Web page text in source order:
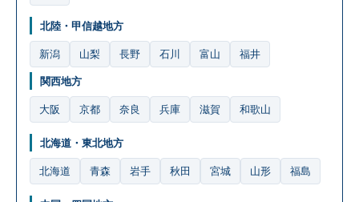
北陸・甲信越地方
新潟 山梨 長野 石川 富山 福井
関西地方
大阪 京都 奈良 兵庫 滋賀 和歌山
北海道・東北地方
北海道 青森 岩手 秋田 宮城 山形 福島